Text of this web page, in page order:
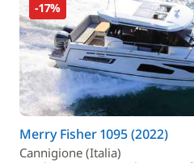
-17%
Merry Fisher 1095 (2022)
Cannigione (Italia)